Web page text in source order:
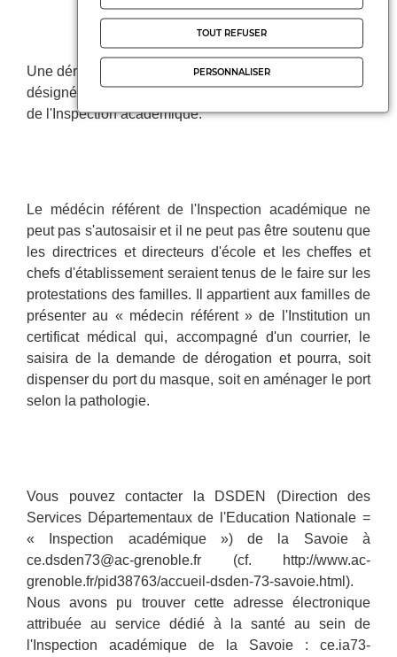
Une dérogation existe donc. Le professionnel de santé
désigné est le « médecin référent », entendons celui
de l'Inspection académique.
Le médécin référent de l'Inspection académique ne
peut pas s'autosaisir et il ne peut pas être soutenu que
les directrices et directeurs d'école et les cheffes et
chefs d'établissement seraient tenus de le faire sur les
protestations des familles. Il appartient aux familles de
présenter au « médecin référent » de l'Institution un
certificat médical qui, accompagné d'un courrier, le
saisira de la demande de dérogation et pourra, soit
dispenser du port du masque, soit en aménager le port
selon la pathologie.
Vous pouvez contacter la DSDEN (Direction des
Services Départementaux de l'Education Nationale =
« Inspection académique ») de la Savoie à
ce.dsden73@ac-grenoble.fr (cf. http://www.ac-
grenoble.fr/pid38763/accueil-dsden-73-savoie.html).
Nous avons pu trouver cette adresse électronique
attribuée au service dédié à la santé au sein de
l'Inspection académique de la Savoie : ce.ia73-
TOUT REFUSER
PERSONNALISER